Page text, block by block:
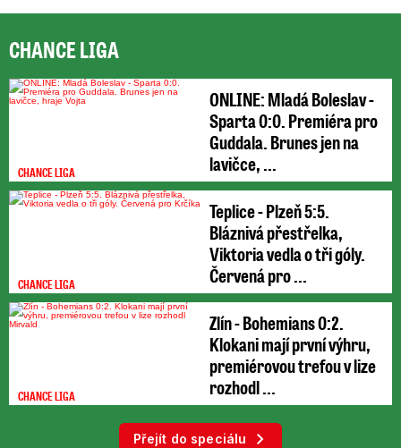
CHANCE LIGA
CHANCE LIGA
ONLINE: Mladá Boleslav -
Sparta 0:0. Premiéra pro
Guddala. Brunes jen na
lavičce, ...
CHANCE LIGA
Teplice - Plzeň 5:5.
Bláznivá přestřelka,
Viktoria vedla o tři góly.
Červená pro ...
CHANCE LIGA
Zlín - Bohemians 0:2.
Klokani mají první výhru,
premiérovou trefou v lize
rozhodl ...
Přejít do speciálu